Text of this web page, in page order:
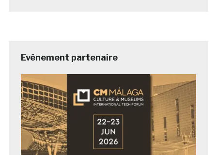
Evénement partenaire